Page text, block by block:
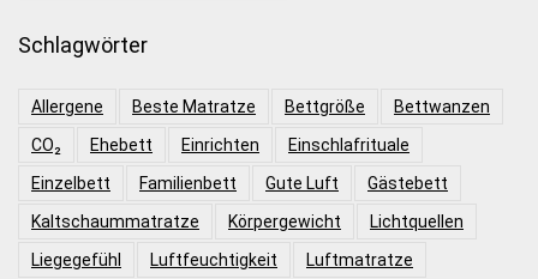
Schlagwörter
Allergene Beste Matratze Bettgröße
Bettwanzen
CO₂
Ehebett Einrichten
Einschlafrituale
Einzelbett
Familienbett Gute Luft
Gästebett
Kaltschaummatratze
Körpergewicht
Lichtquellen
Liegegefühl
Luftfeuchtigkeit
Luftmatratze